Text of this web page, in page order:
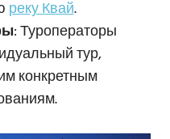
реку Квай.
: Туроператоры
тур,
конкретным